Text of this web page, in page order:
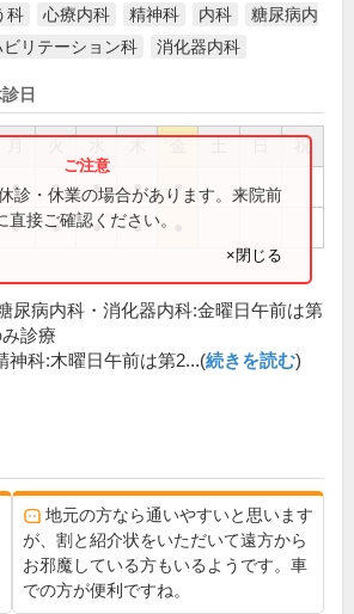
科 心療内科 精神科 内科
糖尿病内
ビリテーション科 消化器内科
日
祝
● ● ● ● ●
● ● ● ●
診・休業の場合があります。来院前
直接ご確認ください。
×閉じる
尿病内科・消化器内科:金曜日午前は第
診療
神科:木曜日午前は第2...(続きを読む)
地元の方なら通いやすいと思います
が、割と紹介状をいただいて遠方から
お邪魔している方もいるようです。車
での方が便利ですね。